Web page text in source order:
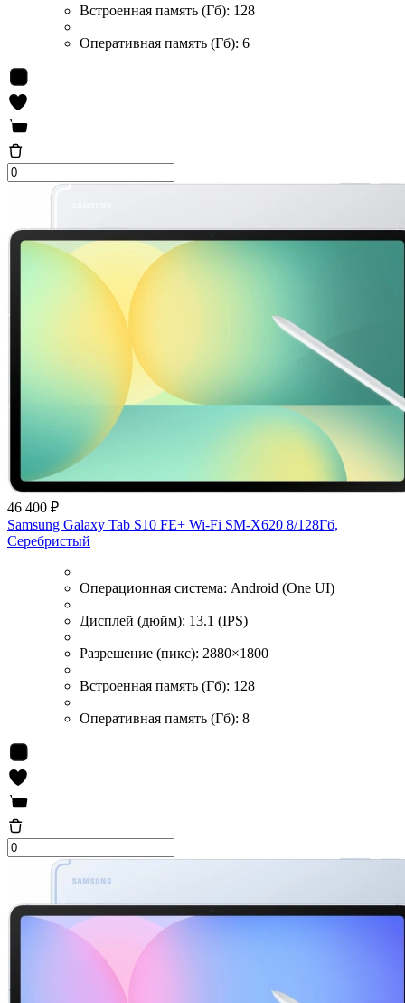
Встроенная память (Гб): 128
Оперативная память (Гб): 6
46 400 ₽
Samsung Galaxy Tab S10 FE+ Wi-Fi SM-X620 8/128Гб,
Серебристый
Операционная система: Android (One UI)
Дисплей (дюйм): 13.1 (IPS)
Разрешение (пикс): 2880×1800
Встроенная память (Гб): 128
Оперативная память (Гб): 8